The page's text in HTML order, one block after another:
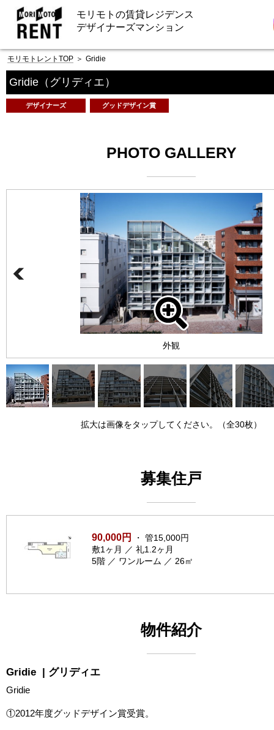
モリモトの賃貸レジデンス
デザイナーズマンション
モリモトレントTOP ＞ Gridie
Gridie （グリディエ）
デザイナーズ グッドデザイン賞
PHOTO GALLERY
外観
拡大は画像をタップしてください。（全30枚）
募集住戸
90,000円
・ 管15,000円
敷1ヶ月 ／ 礼1.2ヶ月
5階 ／ ワンルーム ／ 26㎡
物件紹介
Gridie | グリディエ
Gridie
①2012年度グッドデザイン賞受賞。